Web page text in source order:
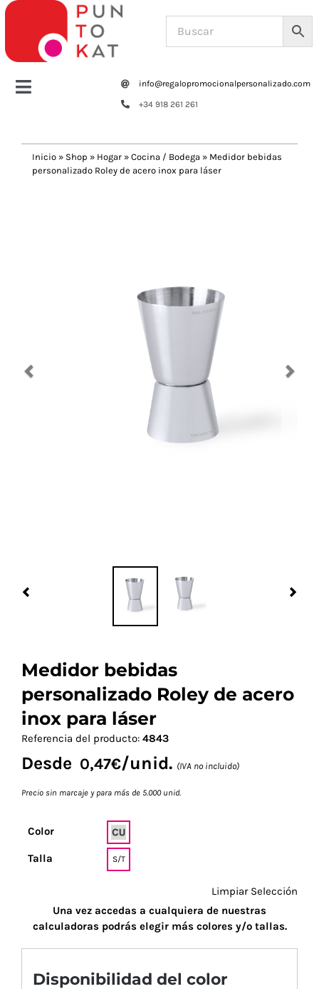
Saltar
contenido
Toggle
Tazas y botellas
Navidad 🎄 Invierno
info@regalopromocionalpersonalizado.com
+34 918 261 261
Inicio » Shop » Hogar » Cocina / Bodega » Medidor bebidas
personalizado Roley de acero inox para láser
Medidor bebidas
personalizado Roley de acero
inox para láser
Referencia del producto: 4843
Desde 0,47€/unid. (IVA no incluido)
Precio sin marcaje y para más de 5.000 unid.
Color
Talla S/T
Limpiar Selección
Una vez accedas a cualquiera de nuestras
calculadoras podrás elegir más colores y/o tallas.
Disponibilidad del color